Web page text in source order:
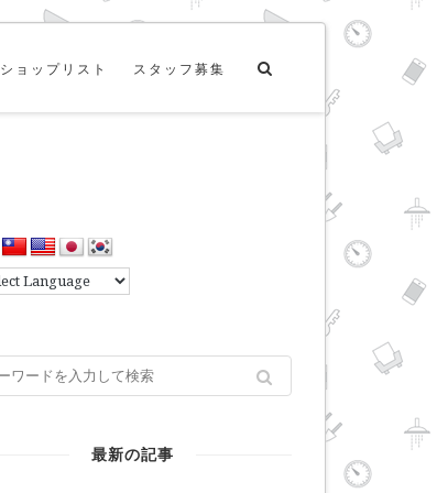
ショップリスト スタッフ募集
最新の記事